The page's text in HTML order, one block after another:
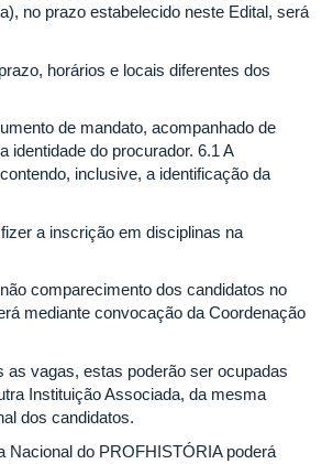
no prazo estabelecido neste Edital, será
horários e locais diferentes dos
de mandato, acompanhado de
identidade do procurador. 6.1 A
inclusive, a identificação da
a inscrição em disciplinas na
comparecimento dos candidatos no
mediante convocação da Coordenação
vagas, estas poderão ser ocupadas
Instituição Associada, da mesma
dos candidatos.
Nacional do PROFHISTÓRIA poderá